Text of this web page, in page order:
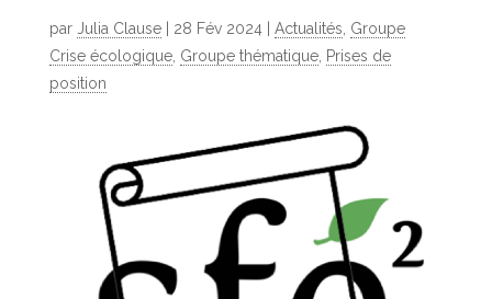
par Julia Clause| 28 Fév 2024| Actualités Groupe
Crise écologique, Groupe thématique, Prises de
position